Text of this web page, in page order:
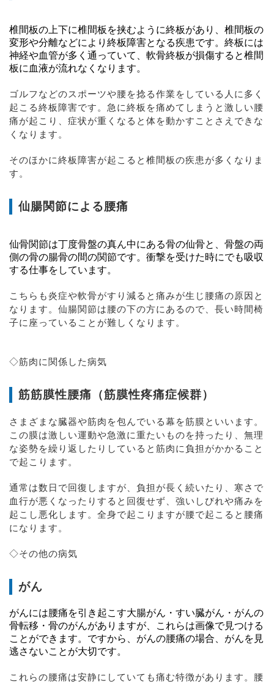
椎間板の上下に椎間板を挟むように終板があり、椎間板の
変形や分離などにより終板障害となる疾患です。終板には
神経や血管が多く通っていて、軟骨終板が損傷すると椎間
板に血液が流れなくなります。
ゴルフなどのスポーツや腰を捻る作業をしている人に多く
起こる終板障害です。急に終板を痛めてしまうと激しい腰
痛が起こり、症状が重くなると体を動かすことさえできな
くなります。
そのほかに終板障害が起こると椎間板の疾患が多くなりま
す。
仙腸関節による腰痛
仙骨関節は丁度骨盤の真ん中にある骨の仙骨と、骨盤の両
側の骨の腸骨の間の関節です。衝撃を受けた時にでも吸収
する仕事をしています。
こちらも炎症や軟骨がすり減ると痛みが生じ腰痛の原因と
なります。仙腸関節は腰の下の方にあるので、長い時間椅
子に座っていることが難しくなります。
◇筋肉に関係した病気
筋筋膜性腰痛（筋膜性疼痛症候群）
さまざまな臓器や筋肉を包んでいる幕を筋膜といいます。
この膜は激しい運動や急激に重たいものを持ったり、無理
な姿勢を繰り返したりしていると筋肉に負担がかかること
で起こります。
通常は数日で回復しますが、負担が長く続いたり、寒さで
血行が悪くなったりすると回復せず、強いしびれや痛みを
起こし悪化します。全身で起こりますが腰で起こると腰痛
になります。
◇その他の病気
がん
がんには腰痛を引き起こす大腸がん・すい臓がん・がんの
骨転移・骨のがんがありますが、これらは画像で見つける
ことができます。ですから、がんの腰痛の場合、がんを見
逃さないことが大切です。
これらの腰痛は安静にしていても痛む特徴があります。腰